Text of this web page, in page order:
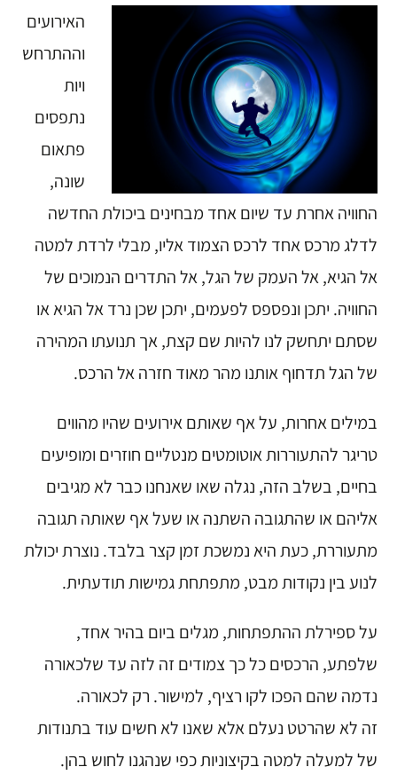
האירועים
וההתרחש
ויות
נתפסים
פתאום
שונה,
החוויה אחרת עד שיום אחד מבחינים ביכולת החדשה
לדלג מרכס אחד לרכס הצמוד אליו, מבלי לרדת למטה
אל הגיא, אל העמק של הגל, אל התדרים הנמוכים של
החוויה. יתכן ונפספס לפעמים, יתכן שכן נרד אל הגיא או
שסתם יתחשק לנו להיות שם קצת, אך תנועתו המהירה
של הגל תדחוף אותנו מהר מאוד חזרה אל הרכס.
במילים אחרות, על אף שאותם אירועים שהיו מהווים
טריגר להתעוררות אוטומטים מנטליים חוזרים ומופיעים
בחיים, בשלב הזה, נגלה שאו שאנחנו כבר לא מגיבים
אליהם או שהתגובה השתנה או שעל אף שאותה תגובה
מתעוררת, כעת היא נמשכת זמן קצר בלבד. נוצרת יכולת
לנוע בין נקודות מבט, מתפתחת גמישות תודעתית.
על ספירלת ההתפתחות, מגלים ביום בהיר אחד,
שלפתע, הרכסים כל כך צמודים זה לזה עד שלכאורה
נדמה שהם הפכו לקו רציף, למישור. רק לכאורה.
זה לא שהרטט נעלם אלא שאנו לא חשים עוד בתנודות
של למעלה למטה בקיצוניות כפי שנהגנו לחוש בהן.